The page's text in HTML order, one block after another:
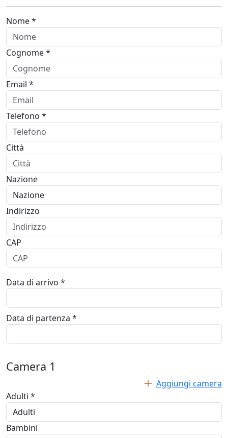
Nome *
Cognome *
Email *
Telefono *
Città
Nazione
Indirizzo
CAP
Data di arrivo *
Data di partenza *
Camera 1
Aggiungi camera
Adulti *
Bambini